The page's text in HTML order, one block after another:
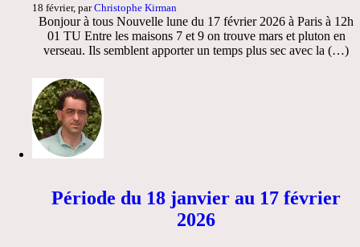
18 février, parChristophe Kirman
Bonjour à tous Nouvelle lune du 17 février 2026 à Paris à 12h
01 TU Entre les maisons 7 et 9 on trouve mars et pluton en
verseau. Ils semblent apporter un temps plus sec avec la (…)
Période du 18 janvier au 17 février
2026